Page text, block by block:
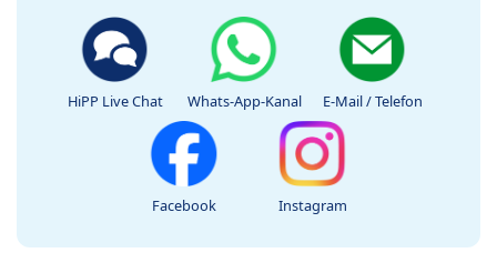
HiPP Live Chat Whats-App-Kanal E-Mail / Telefon
Facebook Instagram